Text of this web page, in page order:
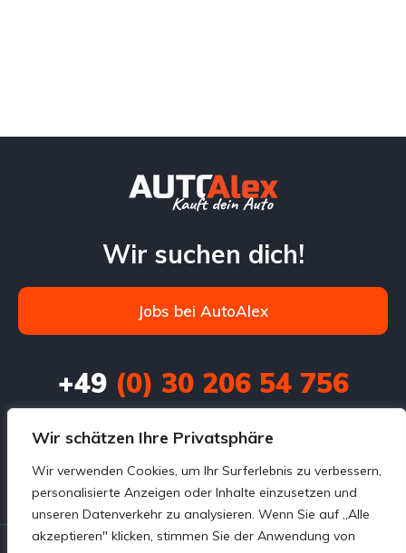
Wir schätzen Ihre Privatsphäre
Wir verwenden Cookies, um Ihr Surferlebnis zu verbessern,
personalisierte Anzeigen oder Inhalte einzusetzen und
unseren Datenverkehr zu analysieren. Wenn Sie auf „Alle
akzeptieren" klicken, stimmen Sie der Anwendung von
Wir suchen dich!
Jobs bei AutoAlex
+49(0) 30 206 54 756
info@autoalexankauf.de
Prenzlauer Chaussee 3,